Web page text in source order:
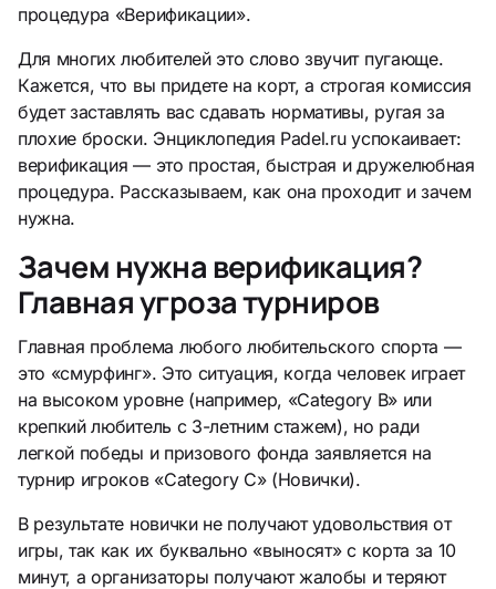
процедура «Верификации».
Для многих любителей это слово звучит пугающе.
Кажется, что вы придете на корт, а строгая комиссия
будет заставлять вас сдавать нормативы, ругая за
плохие броски. Энциклопедия Padel.ru успокаивает:
верификация — это простая, быстрая и дружелюбная
процедура. Рассказываем, как она проходит и зачем
нужна.
Зачем нужна верификация?
Главная угроза турниров
Главная проблема любого любительского спорта —
это «смурфинг». Это ситуация, когда человек играет
на высоком уровне (например, «Category B» или
крепкий любитель с 3-летним стажем), но ради
легкой победы и призового фонда заявляется на
турнир игроков «Category С» (Новички).
В результате новички не получают удовольствия от
игры, так как их буквально «выносят» с корта за 10
минут, а организаторы получают жалобы и теряют